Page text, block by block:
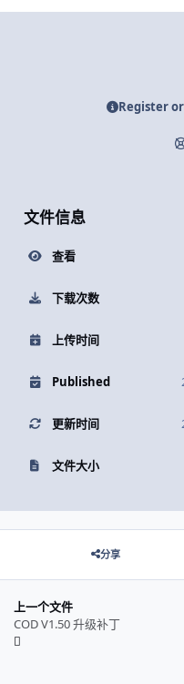
Register
文件信息
查看
下载次数
上传时间
Published
更新时间
文件大小
分享
上一个文件
COD V1.50 升级补丁